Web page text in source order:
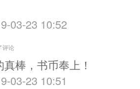
03-23 10:52
评论
真棒，书币奉上！
03-23 10:51